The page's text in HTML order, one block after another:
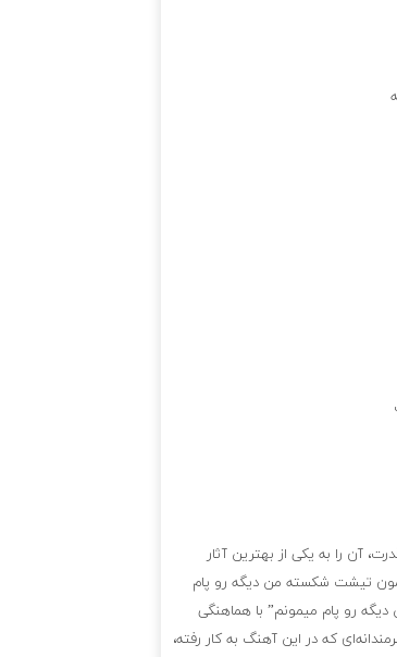
آن را به یکی از بهترین آثار
تیشت شکسته من دیگه رو پام
رو پام میمونم” با هماهنگی
که در این آهنگ به کار رفته،